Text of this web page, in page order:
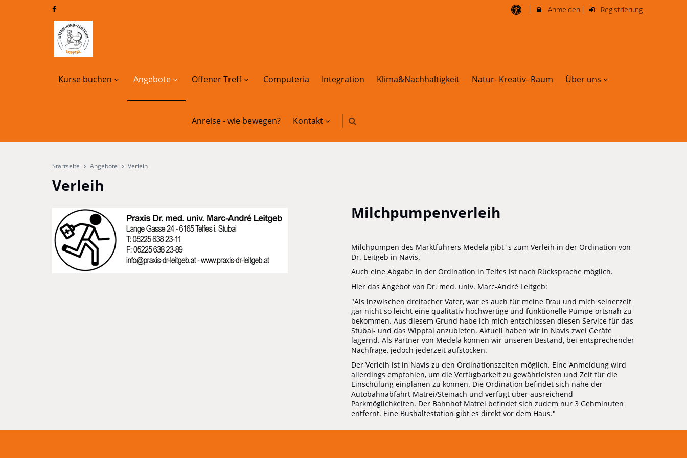
Anmelden Registrierung
Kurse buchen Angebote Offener Treff Computeria Integration Klima&Nachhaltigkeit Natur- Kreativ- Raum Über uns
Anreise - wie bewegen? Kontakt
Startseite Angebote Verleih
Verleih
Milchpumpenverleih
Milchpumpen des Marktführers Medela gibt´s zum Verleih in der Ordination von
Dr. Leitgeb in Navis.
Auch eine Abgabe in der Ordination in Telfes ist nach Rücksprache möglich.
Hier das Angebot von Dr. med. univ. Marc-André Leitgeb:
"Als inzwischen dreifacher Vater, war es auch für meine Frau und mich seinerzeit
gar nicht so leicht eine qualitativ hochwertige und funktionelle Pumpe ortsnah zu
bekommen. Aus diesem Grund habe ich mich entschlossen diesen Service für das
Stubai- und das Wipptal anzubieten. Aktuell haben wir in Navis zwei Geräte
lagernd. Als Partner von Medela können wir unseren Bestand, bei entsprechender
Nachfrage, jedoch jederzeit aufstocken.
Der Verleih ist in Navis zu den Ordinationszeiten möglich. Eine Anmeldung wird
allerdings empfohlen, um die Verfügbarkeit zu gewährleisten und Zeit für die
Einschulung einplanen zu können. Die Ordination befindet sich nahe der
Autobahnabfahrt Matrei/Steinach und verfügt über ausreichend
Parkmöglichkeiten. Der Bahnhof Matrei befindet sich zudem nur 3 Gehminuten
entfernt. Eine Bushaltestation gibt es direkt vor dem Haus."